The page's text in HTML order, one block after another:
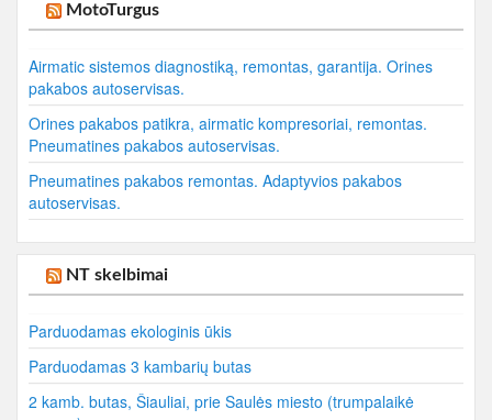
MotoTurgus
Airmatic sistemos diagnostiką, remontas, garantija. Orines
pakabos autoservisas.
Orines pakabos patikra, airmatic kompresoriai, remontas.
Pneumatines pakabos autoservisas.
Pneumatines pakabos remontas. Adaptyvios pakabos
autoservisas.
NT skelbimai
Parduodamas ekologinis ūkis
Parduodamas 3 kambarių butas
2 kamb. butas, Šiauliai, prie Saulės miesto (trumpalaikė